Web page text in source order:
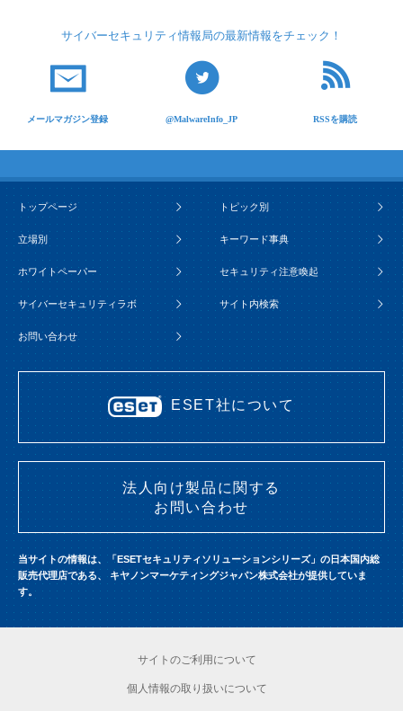
サイバーセキュリティ情報局の最新情報をチェック！
メールマガジン登録 @MalwareInfo_JP RSSを購読
トップページ トピック別
立場別 キーワード事典
ホワイトペーパー セキュリティ注意喚起
サイバーセキュリティラボ サイト内検索
お問い合わせ
ESET社について
法人向け製品に関する
お問い合わせ
当サイトの情報は、「ESETセキュリティソリューションシリーズ」の日本国内総
販売代理店である、 キヤノンマーケティングジャパン株式会社が提供していま
す。
サイトのご利用について
個人情報の取り扱いについて